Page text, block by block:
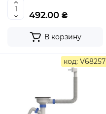
переливом (MI8195)
492.00 ₴
В корзину
код: V68257